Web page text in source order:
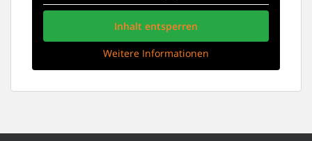
Inhalt entsperren
Weitere Informationen